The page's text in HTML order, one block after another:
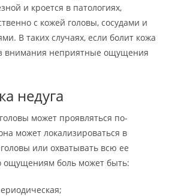
и кроется в патологиях,
с кожей головы, сосудами и
В таких случаях, если болит кожа
внимания неприятные ощущения
недуга
может проявляться по-
может локализироваться в
или охватывать всю ее
ощущениям боль может быть: